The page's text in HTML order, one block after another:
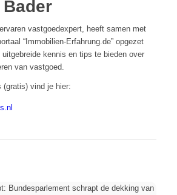
vastgoedexpert, heeft samen met
“Immobilien-Erfahrung.de” opgezet
kennis en tips te bieden over
van vastgoed.
(gratis) vind je hier: